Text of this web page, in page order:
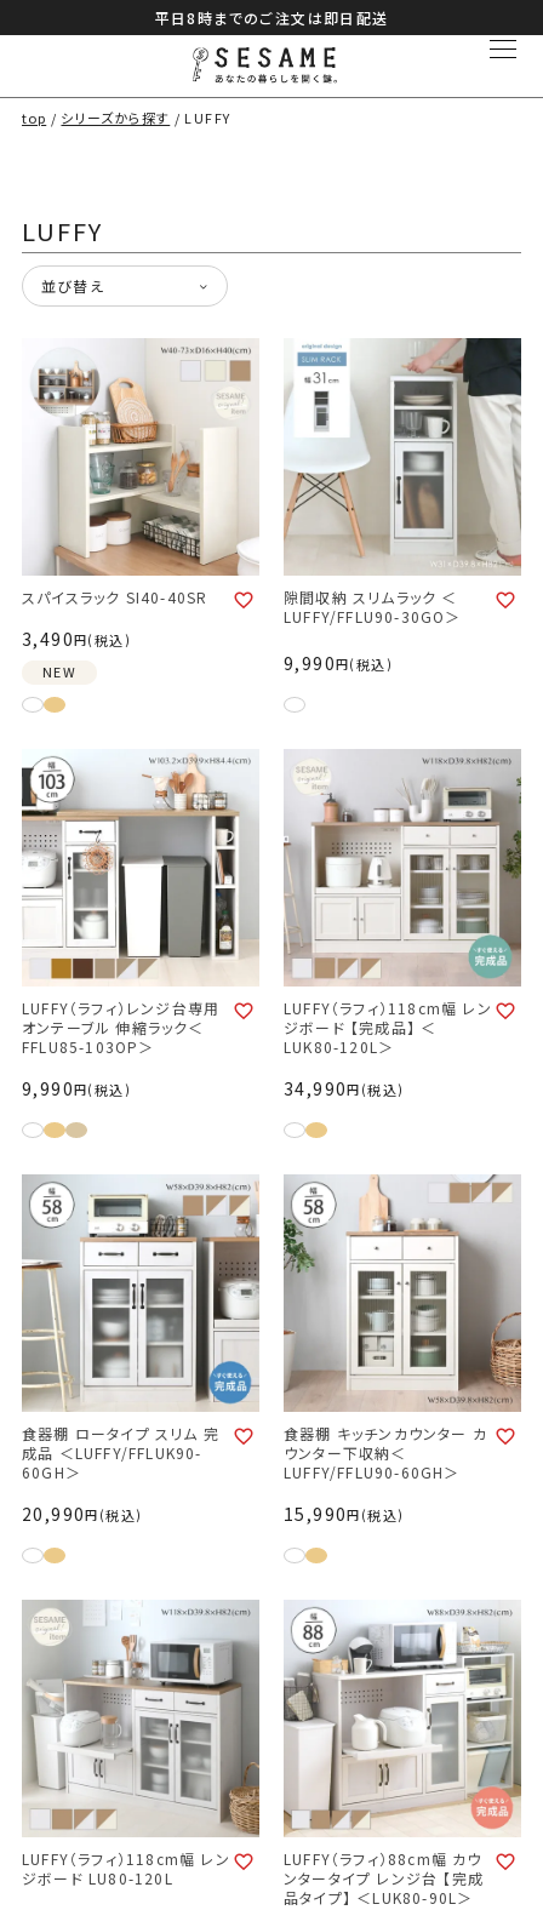
平日8時までのご注文は即日配送
top シリーズから探す LUFFY
LUFFY
並び替え
スパイスラック SI40-40SR
3,490
税込
NEW
隙間収納 スリムラック ＜
LUFFY/FFLU90-30GO＞
9,990 税込
LUFFY（ラフィ）レンジ台専用
オンテーブル 伸縮ラック＜
FFLU85-103OP＞
9,990 税込
LUFFY（ラフィ）118cm幅 レン
ジボード 【完成品】 ＜
LUK80-120L＞
34,990 税込
食器棚 ロータイプ スリム 完
成品 ＜LUFFY/FFLUK90-
60GH＞
20,990 税込
食器棚 キッチンカウンター カ
ウンター下収納＜
LUFFY/FFLU90-60GH＞
15,990 税込
LUFFY（ラフィ）118cm幅 レン
ジボード LU80-120L
LUFFY（ラフィ）88cm幅 カウ
ンタータイプ レンジ台 【完成
品タイプ】 ＜LUK80-90L＞